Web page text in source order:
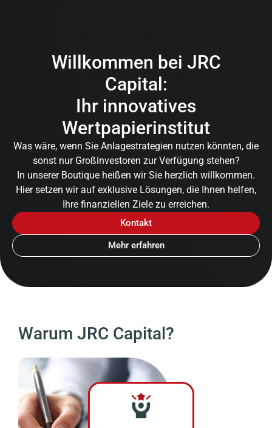
Willkommen bei JRC
Capital:
Ihr innovatives
Wertpapierinstitut
Was wäre, wenn Sie Anlagestrategien nutzen könnten, die
sonst nur Großinvestoren zur Verfügung stehen?
In unserer Boutique heißen wir Sie herzlich willkommen.
Hier setzen wir auf exklusive Lösungen, die Ihnen helfen,
Ihre finanziellen Ziele zu erreichen.
Kontakt
Mehr erfahren
Warum JRC Capital?